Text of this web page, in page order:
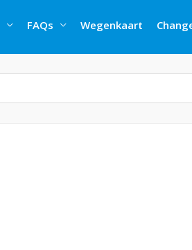
FAQs Wegenkaart